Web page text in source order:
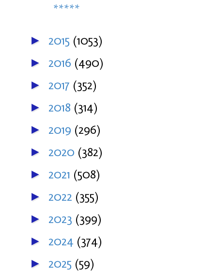
*****
► 2015 (1053)
► 2016 (490)
► 2017 (352)
► 2018 (314)
► 2019 (296)
► 2020 (382)
► 2021 (508)
► 2022 (355)
► 2023 (399)
► 2024 (374)
► 2025 (59)